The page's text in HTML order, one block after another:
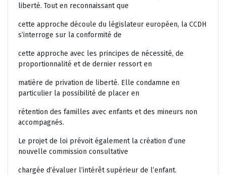
liberté. Tout en reconnaissant que
cette approche découle du législateur européen, la CCDH
s’interroge sur la conformité de
cette approche avec les principes de nécessité, de
proportionnalité et de dernier ressort en
matière de privation de liberté. Elle condamne en
particulier la possibilité de placer en
rétention des familles avec enfants et des mineurs non
accompagnés.
Le projet de loi prévoit également la création d’une
nouvelle commission consultative
chargée d’évaluer l’intérêt supérieur de l’enfant.